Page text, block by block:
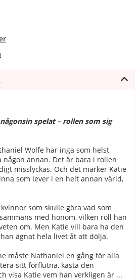
spelat – rollen som sig
Wolfe har inga som helst
annan. Det är bara i rollen
misslyckas. Och det märker Katie
som lever i en helt annan värld,
som skulle göra vad som
med honom, vilken roll han
om. Men Katie vill bara ha den
ägnat hela livet åt att dölja.
måste Nathaniel en gång för alla
sitt förflutna, kasta den
visa Katie vem han verkligen är ...